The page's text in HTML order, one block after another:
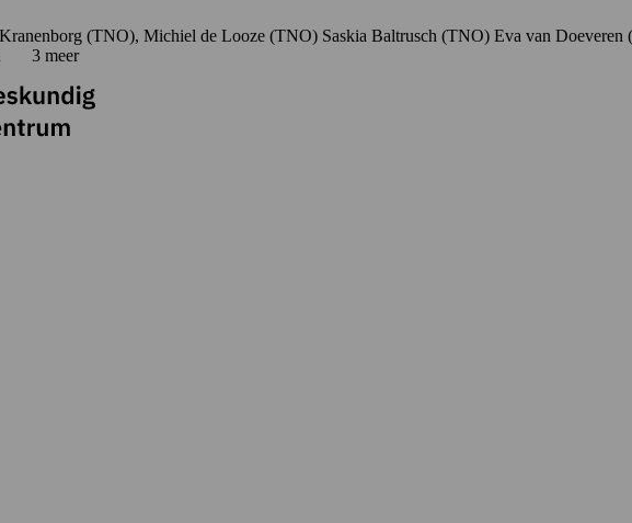
(TNO), Michiel de Looze (TNO) Saskia Baltrusch (TNO) Eva van Doeveren
3 meer